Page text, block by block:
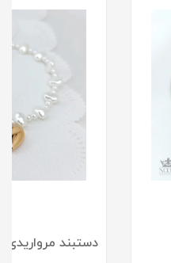
دستبند مرواریدی